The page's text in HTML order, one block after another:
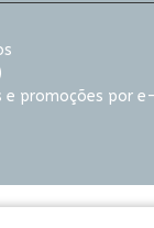
e promoções por e-